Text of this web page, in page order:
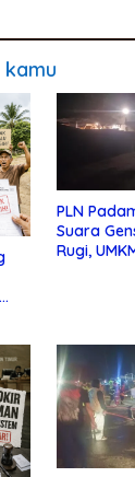
PLN
Suara
Rugi,